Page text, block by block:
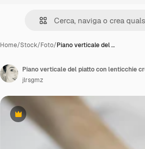
Home/Stock/Foto/Piano verticale del …
Premium
Piano verticale del piatto con lenticchie
jlrsgmz